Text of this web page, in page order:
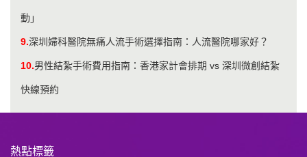
動」
9.​深圳婦科醫院無痛人流手術選擇指南：人流醫院哪家好？
10.男性結紮手術費用指南：香港家計會排期 vs 深圳微創結紮
快線預約
熱點標籤